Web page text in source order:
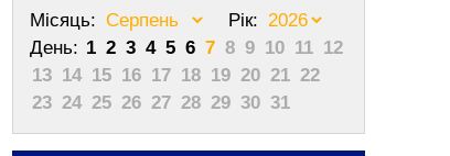
Місяць:
Рік:
День: 1 2 3 4 5 6 7 8 9 10 11 12
13 14 15 16 17 18 19 20 21 22
23 24 25 26 27 28 29 30 31